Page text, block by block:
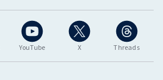
YouTube X Threads